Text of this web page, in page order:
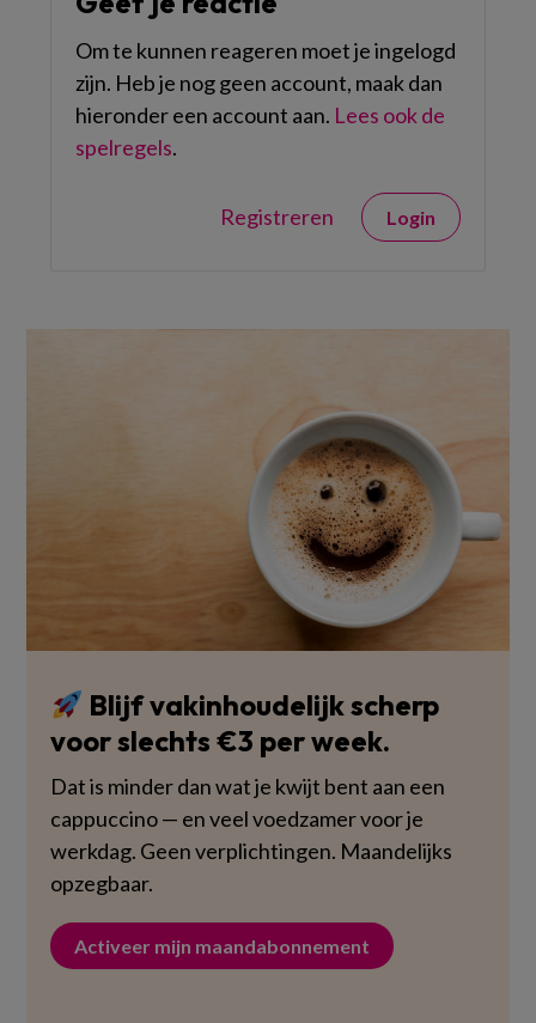
Om te kunnen reageren moet je ingelogd
zijn. Heb je nog geen account, maak dan
hieronder een account aan. Lees ook de
spelregels.
Registreren Login
Blijf vakinhoudelijk scherp
voor slechts €3 per week.
Dat is minder dan wat je kwijt bent aan een
cappuccino — en veel voedzamer voor je
werkdag. Geen verplichtingen. Maandelijks
opzegbaar.
Activeer mijn maandabonnement